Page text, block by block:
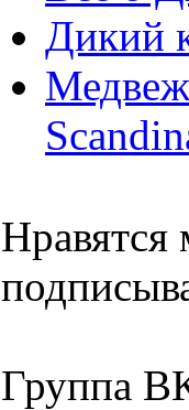
Дикий
Группа